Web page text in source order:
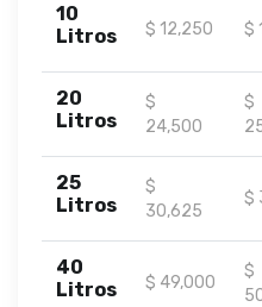
10
Litros
$ 12,250 $
20
Litros
$
24,500
$
25
Litros
$
30,625
$
40
Litros
$ 49,000
$